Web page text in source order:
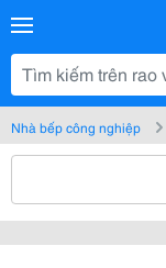
Nhà bếp công nghiệp